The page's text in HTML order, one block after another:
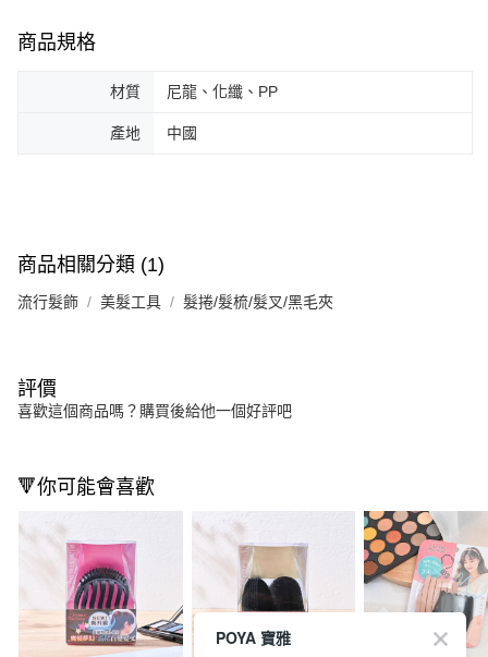
商品規格
材質 尼龍、化纖、PP
產地 中國
商品相關分類 (1)
流行髮飾 美髮工具 髮捲/髮梳/髮叉/黑毛夾
評價
喜歡這個商品嗎？購買後給他一個好評吧
🔻你可能會喜歡
POYA 寶雅